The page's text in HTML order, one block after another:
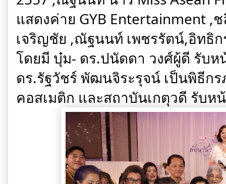
แสดงค่าย GYB Entertainment ,
เจริญชัย ,ณัฐนนท์ เพชรรัตน์,อิทธิ
โดยมี บุ๋ม- ดร.ปนัดดา วงศ์ผู้ดี รับ
ดร.รัฐวัชร์ พัฒนจิระรุจน์ เป็นพิธีก
คอสเมติก และสถาบันเกตุวดี รับ